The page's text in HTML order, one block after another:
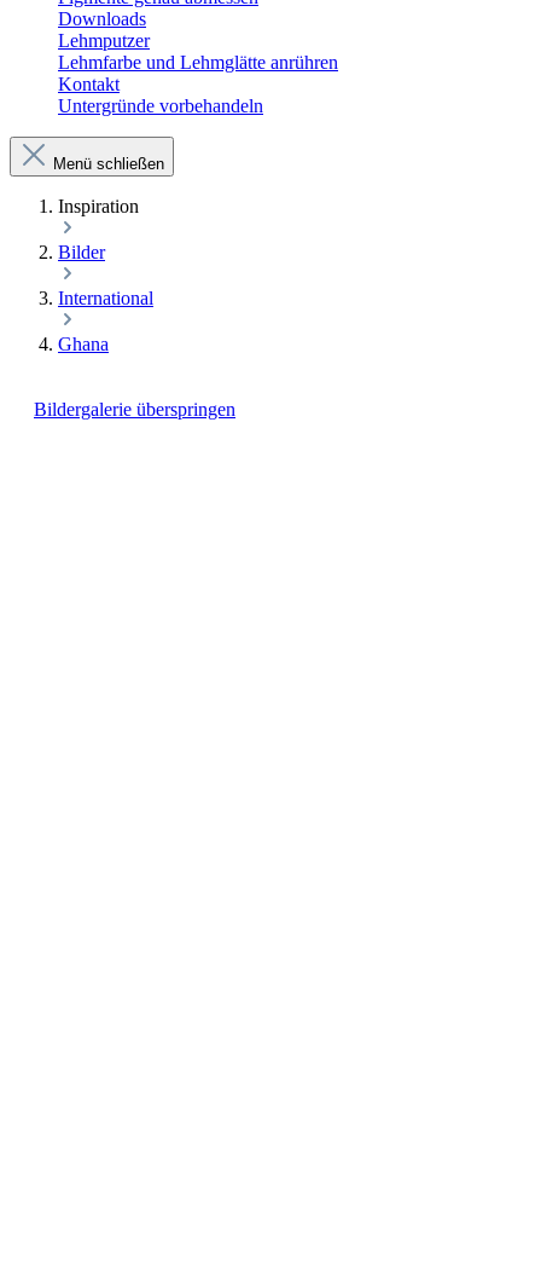
Downloads
Lehmputzer
Lehmfarbe und Lehmglätte anrühren
Kontakt
Untergründe vorbehandeln
Menü schließen
Inspiration
Bilder
International
Ghana
Bildergalerie überspringen